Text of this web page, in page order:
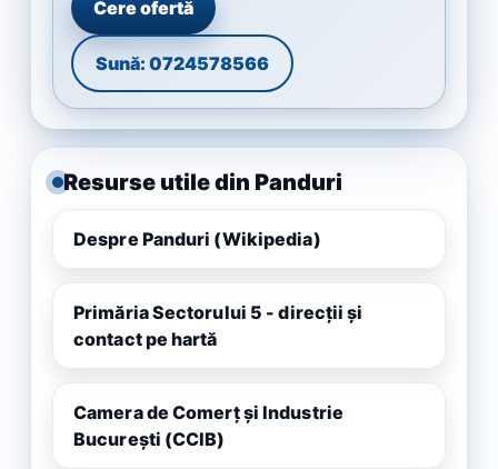
Cere ofertă
Sună: 0724578566
Resurse utile din Panduri
Despre Panduri (Wikipedia)
Primăria Sectorului 5 - direcții și
contact pe hartă
Camera de Comerț și Industrie
București (CCIB)